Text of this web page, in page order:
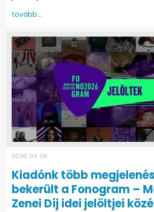
tovább...
2026. 03. 06
Kiadónk több
bekerült a Fonogram –
Zenei Díj idei jelöltjei